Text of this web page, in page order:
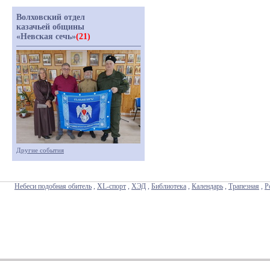
Волховский отдел
казачьей общины
«Невская сечь»(21)
Другие события
Небеси подобная обитель , XL-спорт , ХЭД , Библиотека , Календарь , Трапезная ,